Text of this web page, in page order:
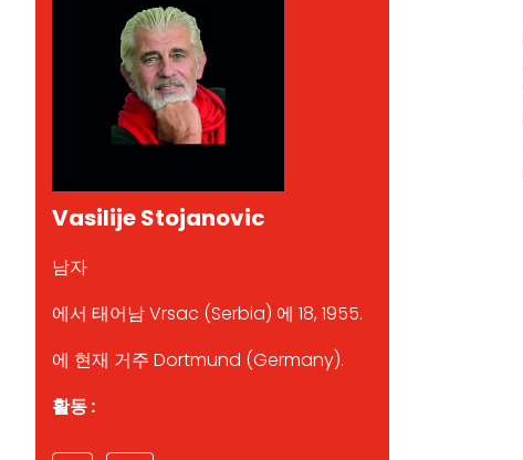
Vasilije Stojanovic
남자
에서 태어남 Vrsac (Serbia) 에 18, 1955.
에 현재 거주 Dortmund (Germany).
활동 :